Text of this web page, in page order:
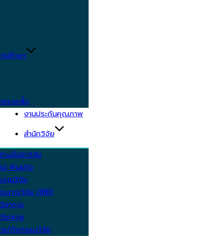
รศึกษา
ระยะสั้น
งานประกันคุณภาพ
สำนักวิจัย
างสำนักวิจัย
น์ พันธกิจ
งานวิจัย
มการวิจัย (IRB)
ชาการ
ชาการ
ร/กิจกรรมวิจัย